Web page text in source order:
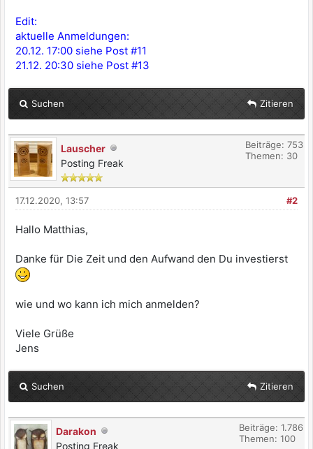
Edit:
aktuelle Anmeldungen:
20.12. 17:00 siehe Post #11
21.12. 20:30 siehe Post #13
Suchen Zitieren
Lauscher
Posting Freak
Beiträge: 753
Themen: 30
#2
17.12.2020, 13:57
Hallo Matthias,
Danke für Die Zeit und den Aufwand den Du investierst
wie und wo kann ich mich anmelden?
Viele Grüße
Jens
Suchen Zitieren
Darakon
Posting Freak
Beiträge: 1.786
Themen: 100